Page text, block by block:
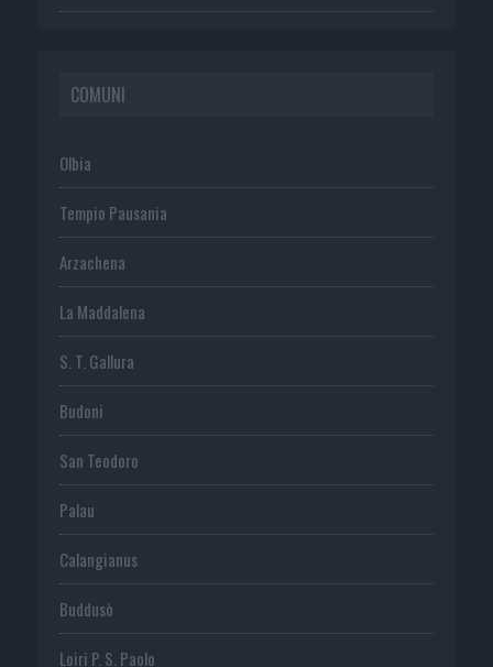
COMUNI
Olbia
Tempio Pausania
Arzachena
La Maddalena
S. T. Gallura
Budoni
San Teodoro
Palau
Calangianus
Buddusò
Loiri P. S. Paolo